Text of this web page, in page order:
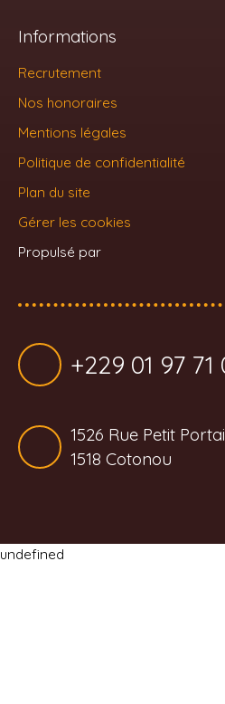
Informations
Recrutement
Nos honoraires
Mentions légales
Politique de confidentialité
Plan du site
Gérer les cookies
Propulsé par
+229 01 97 71
1526 Rue Petit
1518 Cotonou
undefined